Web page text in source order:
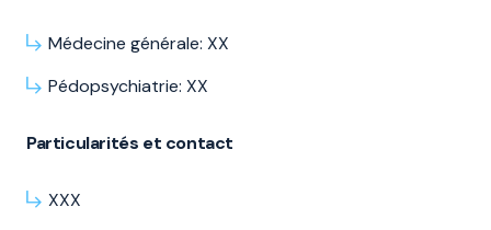
Médecine générale: XX
Pédopsychiatrie: XX
Particularités et contact
XXX